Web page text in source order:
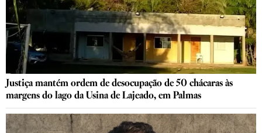
Justiça mantém ordem de desocupação de 50 chácaras às
margens do lago da Usina de Lajeado, em Palmas